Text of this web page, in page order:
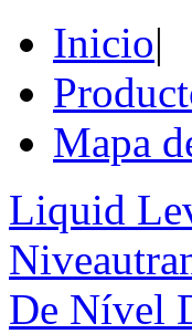
Inicio|
Mapa
Liquid
De Nível